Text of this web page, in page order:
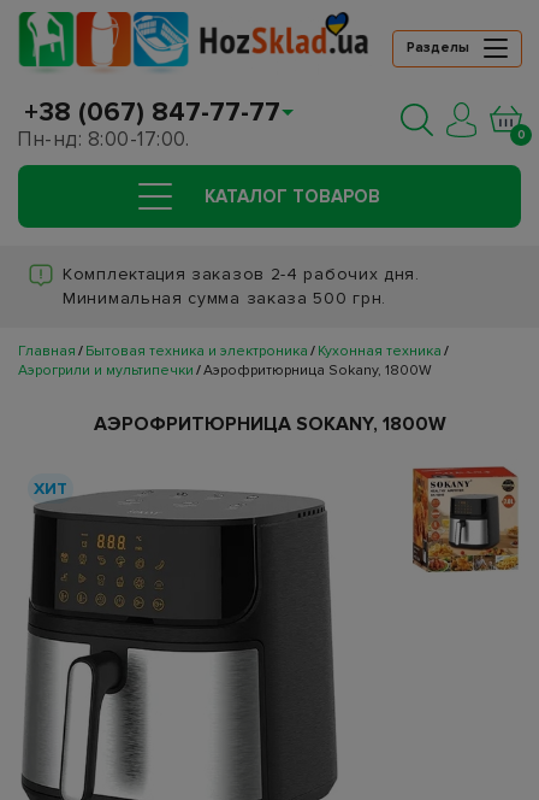
Разделы
+38 (067) 847-77-77
Пн-нд: 8:00-17:00. 0
КАТАЛОГ ТОВАРОВ
Комплектация заказов 2-4 рабочих дня.
Минимальная сумма заказа 500 грн.
Главная Бытовая техника и электроника
Кухонная техника
Аэрогрили и мультипечки Аэрофритюрница Sokany, 1800W
АЭРОФРИТЮРНИЦА SOKANY, 1800W
ХИТ